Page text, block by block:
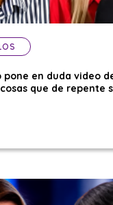
pone en duda video
que de repente